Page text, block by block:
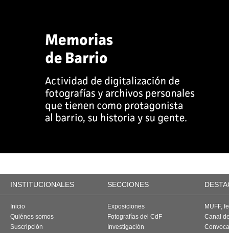
INSTITUCIONALES SECCIONES
Inicio
Quiénes somos
Suscripción
Exposiciones
Fotografías del CdF
Investigación
MUFF,
Canal